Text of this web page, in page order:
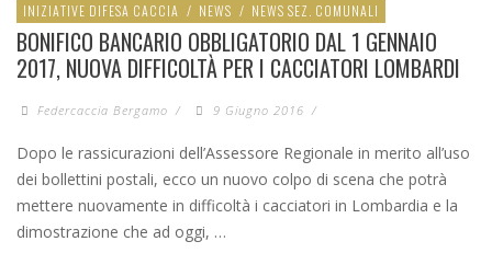
INIZIATIVE DIFESA CACCIA / NEWS / NEWS SEZ. COMUNALI
BONIFICO BANCARIO OBBLIGATORIO DAL 1 GENNAIO
2017, NUOVA DIFFICOLTÀ PER I CACCIATORI LOMBARDI
Federcaccia Bergamo / 9 Giugno 2016 /
Dopo le rassicurazioni dell’Assessore Regionale in merito all’uso
dei bollettini postali, ecco un nuovo colpo di scena che potrà
mettere nuovamente in difficoltà i cacciatori in Lombardia e la
dimostrazione che ad oggi, …